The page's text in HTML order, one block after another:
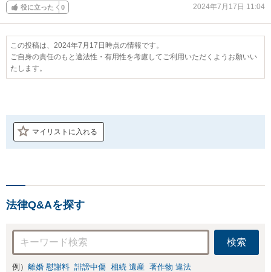
役に立った 0 2024年7月17日 11:04
この投稿は、2024年7月17日時点の情報です。
ご自身の責任のもと適法性・有用性を考慮してご利用いただくようお願いい
たします。
マイリストに入れる
法律Q&Aを探す
検索
例） 離婚 慰謝料 誹謗中傷 相続 遺産 著作物 違法